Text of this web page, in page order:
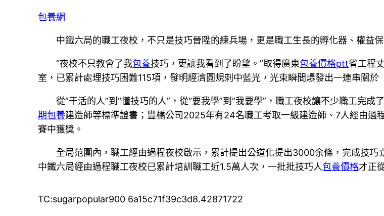
包養網
中鐵六局的職工夜校，不只是技巧晉陞的練兵場，更是職工生長的孵化器、權益保
“夜校不只教會了我包養技巧，更讓我看到了盼望。”取得廣東包養價格ptt省工程
室，已累計處理技巧困難115項，發明經濟圓規刺中藍光，光束瞬間爆發出一連串關
從“干活的人”到“懂技巧的人”，從“要我學”到“我要學”，職工夜校讓不少職工完
期包養建造師等標準證書；豐橋公司2025年有24名職工考取一級建造師、7人經由過
賽中獲獎。
全局范圍內，職工經由過程夜校啟示，累計提出公道化提出3000余條，完成技
中鐵六局經由過程職工夜校已累計培訓職工近1.5萬人次，一批批技巧人包養價格才正
TC:sugarpopular900 6a15c71f39c3d8.42871722